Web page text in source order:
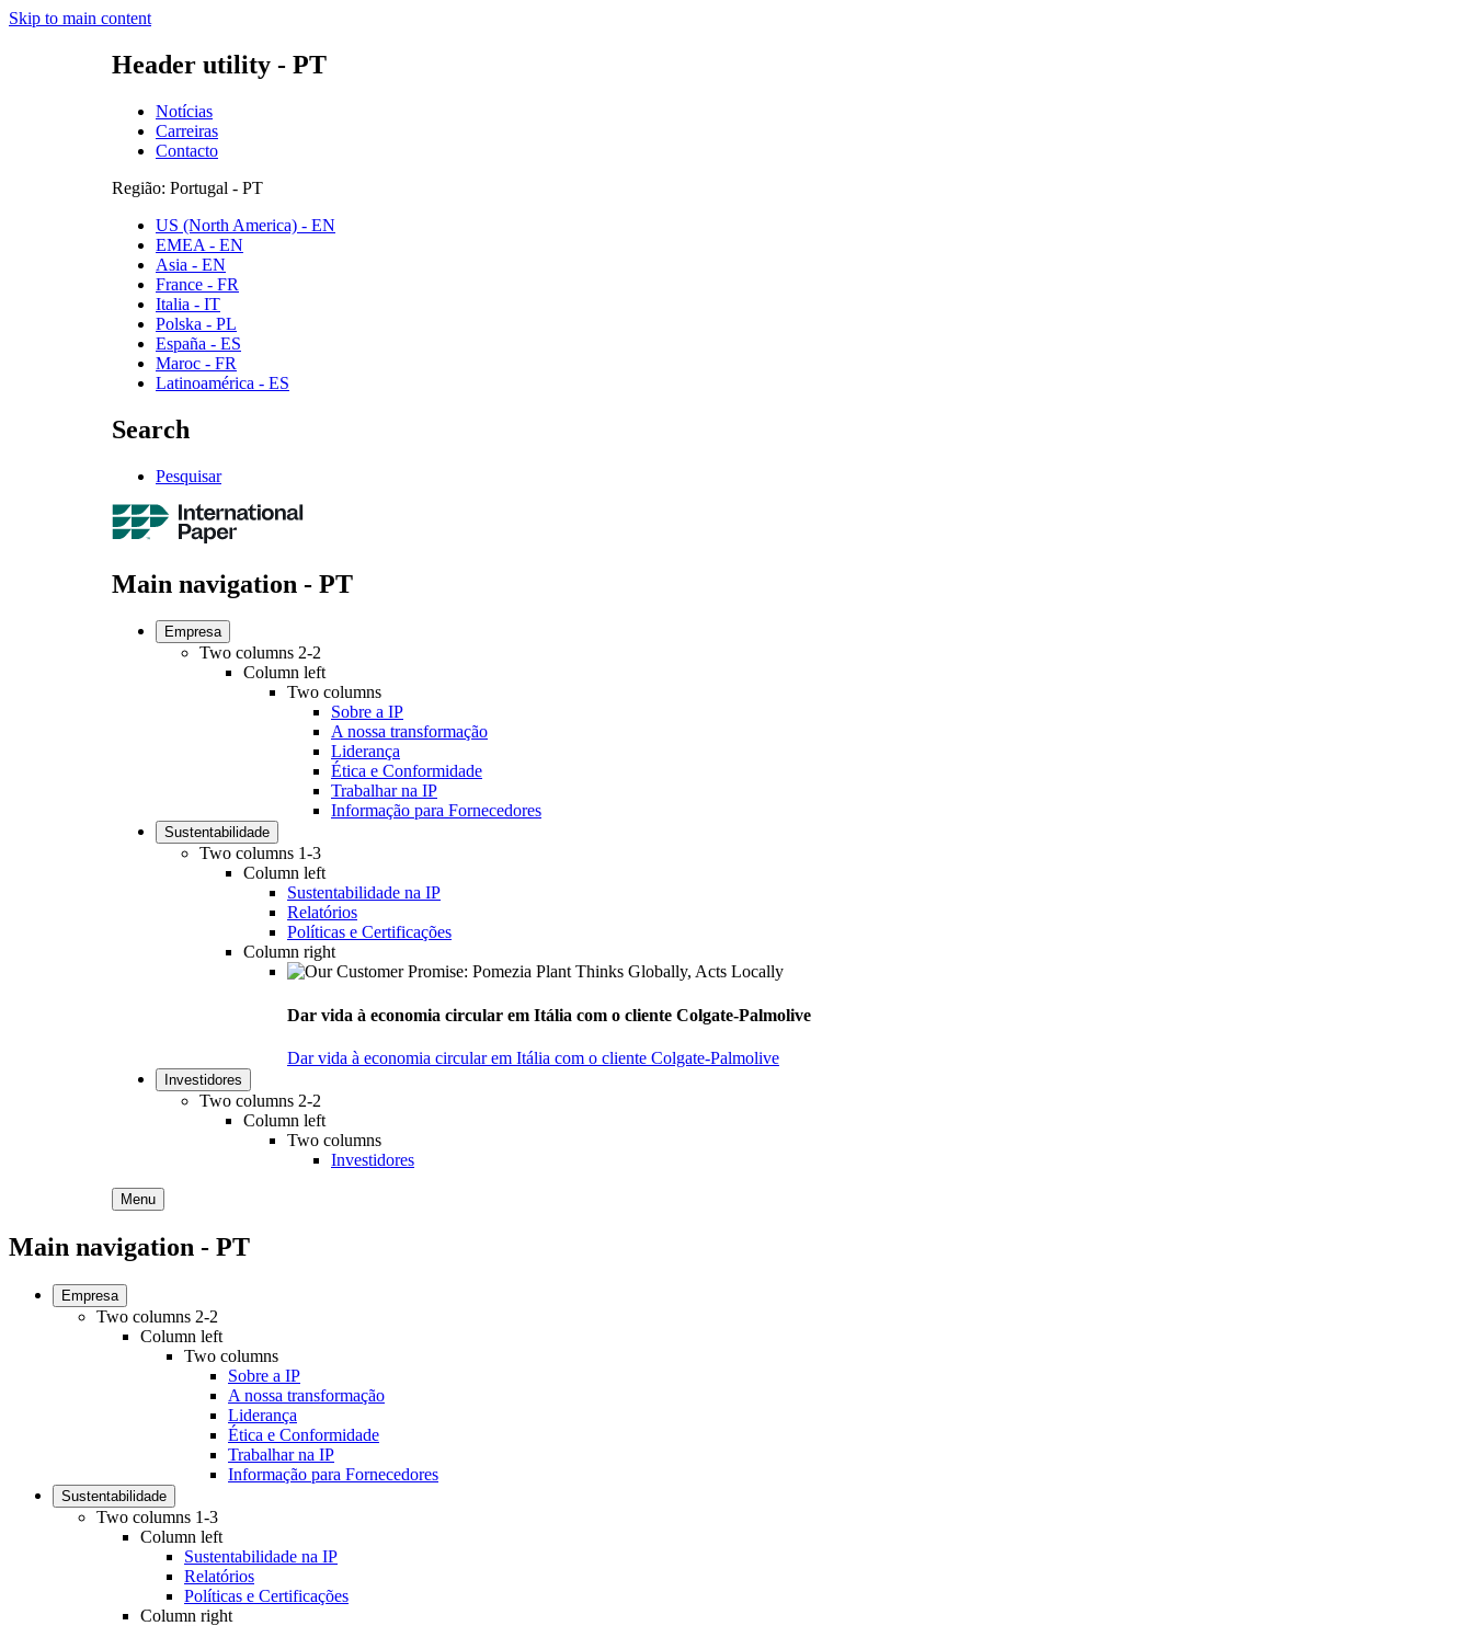
Skip to main content
Header utility - PT
Notícias
Carreiras
Contacto
Região: Portugal - PT
US (North America) - EN
EMEA - EN
Asia - EN
France - FR
Italia - IT
Polska - PL
España - ES
Maroc - FR
Latinoamérica - ES
Search
Pesquisar
Main navigation - PT
Empresa
Two columns 2-2
Column left
Two columns
Sobre a IP
A nossa transformação
Liderança
Ética e Conformidade
Trabalhar na IP
Informação para Fornecedores
Sustentabilidade
Two columns 1-3
Column left
Sustentabilidade na IP
Relatórios
Políticas e Certificações
Column right
Dar vida à economia circular em Itália com o cliente Colgate-Palmolive
Dar vida à economia circular em Itália com o cliente Colgate-Palmolive
Investidores
Two columns 2-2
Column left
Two columns
Investidores
Menu
Main navigation - PT
Empresa
Two columns 2-2
Column left
Two columns
Sobre a IP
A nossa transformação
Liderança
Ética e Conformidade
Trabalhar na IP
Informação para Fornecedores
Sustentabilidade
Two columns 1-3
Column left
Sustentabilidade na IP
Relatórios
Políticas e Certificações
Column right